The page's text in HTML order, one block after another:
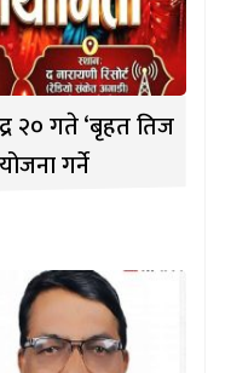
२० गते ‘बृहत तिज
गर्ने